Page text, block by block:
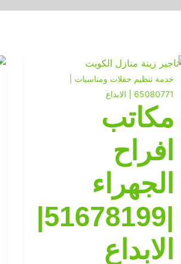
خدمة تنظيم حفلات ومناسبات |
65080771 | الابداع
مكاتب
افراح
الجهراء
|51678199|
الابداع